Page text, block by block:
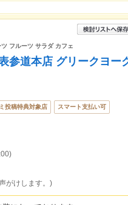
フルーツ サラダ カフェ
参道本店 グリークヨー
投稿特典対象店 スマート支払い可
がけします。)